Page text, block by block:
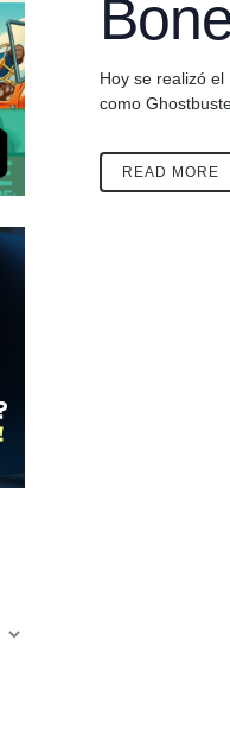
Hoy se realizó
como
READ MORE